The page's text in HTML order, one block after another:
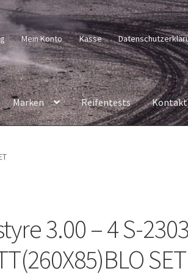
Mein Konto Kasse
Marken Reifentests Kontakt
3.00 – 4 S-2303
SET